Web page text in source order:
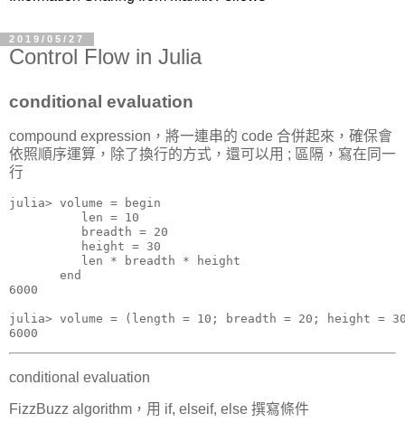
2019/05/27
Control Flow in Julia
conditional evaluation
compound expression，將一連串的 code 合併起來，確保會
依照順序運算，除了換行的方式，還可以用 ; 區隔，寫在同一
行
julia> volume = begin
          len = 10
          breadth = 20
          height = 30
          len * breadth * height
       end
6000
julia> volume = (length = 10; breadth = 20; height =
6000
conditional evaluation
FizzBuzz algorithm，用 if, elseif, else 撰寫條件